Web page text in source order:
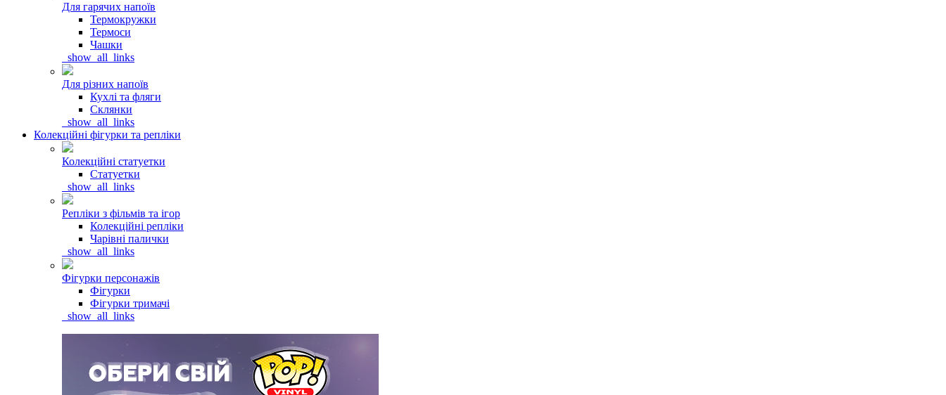
Для гарячих напоїв
Термокружки
Термоси
Чашки
_show_all_links
Для різних напоїв
Кухлі та фляги
Склянки
_show_all_links
Колекційні фігурки та репліки
Колекційні статуетки
Статуетки
_show_all_links
Репліки з фільмів та ігор
Колекційні репліки
Чарівні палички
_show_all_links
Фігурки персонажів
Фігурки
Фігурки тримачі
_show_all_links